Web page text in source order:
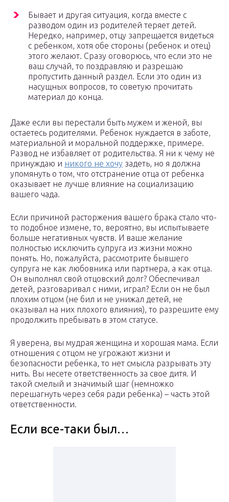
Бывает и другая ситуация, когда вместе с
разводом один из родителей теряет детей.
Нередко, например, отцу запрещается видеться
с ребенком, хотя обе стороны (ребенок и отец)
этого желают. Сразу оговорюсь, что если это не
ваш случай, то поздравляю и разрешаю
пропустить данный раздел. Если это один из
насущных вопросов, то советую прочитать
материал до конца.
Даже если вы перестали быть мужем и женой, вы
остаетесь родителями. Ребенок нуждается в заботе,
материальной и моральной поддержке, примере.
Развод не избавляет от родительства. Я ни к чему не
принуждаю и никого не хочу задеть, но я должна
упомянуть о том, что отстранение отца от ребенка
оказывает не лучше влияние на социализацию
вашего чада.
Если причиной расторжения вашего брака стало что-
то подобное измене, то, вероятно, вы испытываете
больше негативных чувств. И ваше желание
полностью исключить супруга из жизни можно
понять. Но, пожалуйста, рассмотрите бывшего
супруга не как любовника или партнера, а как отца.
Он выполнял свой отцовский долг? Обеспечивал
детей, разговаривал с ними, играл? Если он не был
плохим отцом (не бил и не унижал детей, не
оказывал на них плохого влияния), то разрешите ему
продолжить пребывать в этом статусе.
Я уверена, вы мудрая женщина и хорошая мама. Если
отношения с отцом не угрожают жизни и
безопасности ребенка, то нет смысла разрывать эту
нить. Вы несете ответственность за свое дитя. И
такой смелый и значимый шаг (немножко
перешагнуть через себя ради ребенка) – часть этой
ответственности.
Если все-таки был…